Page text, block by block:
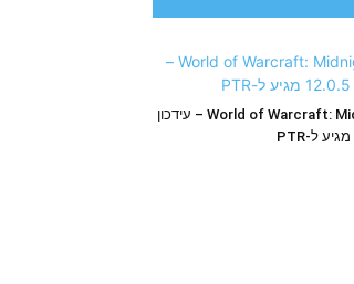
World of Warcraft: Midnight – עידכון